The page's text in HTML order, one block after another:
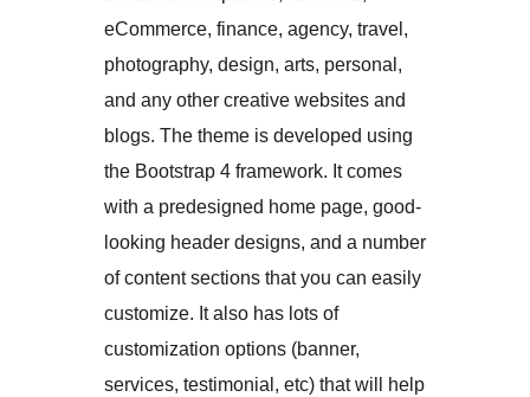
eCommerce, finance, agency, travel,
photography, design, arts, personal,
and any other creative websites and
blogs. The theme is developed using
the Bootstrap 4 framework. It comes
with a predesigned home page, good-
looking header designs, and a number
of content sections that you can easily
customize. It also has lots of
customization options (banner,
services, testimonial, etc) that will help